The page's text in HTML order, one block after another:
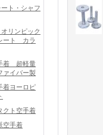
ト・シャフ
リンピック
ート カラ
着 超軽量
ァイバー製
着ヨーロピ
クト空手着
空手着